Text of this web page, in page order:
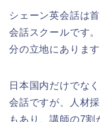
シェーン英会話は
会話スクールです
分の立地にあります
日本国内だけでな
会話ですが、人材
もあり、講師の7